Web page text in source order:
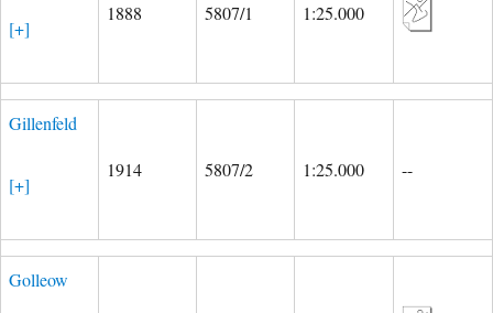
[+]
1888 5807/1 1:25.000
Gillenfeld
[+]
1914 5807/2 1:25.000 --
Golleow